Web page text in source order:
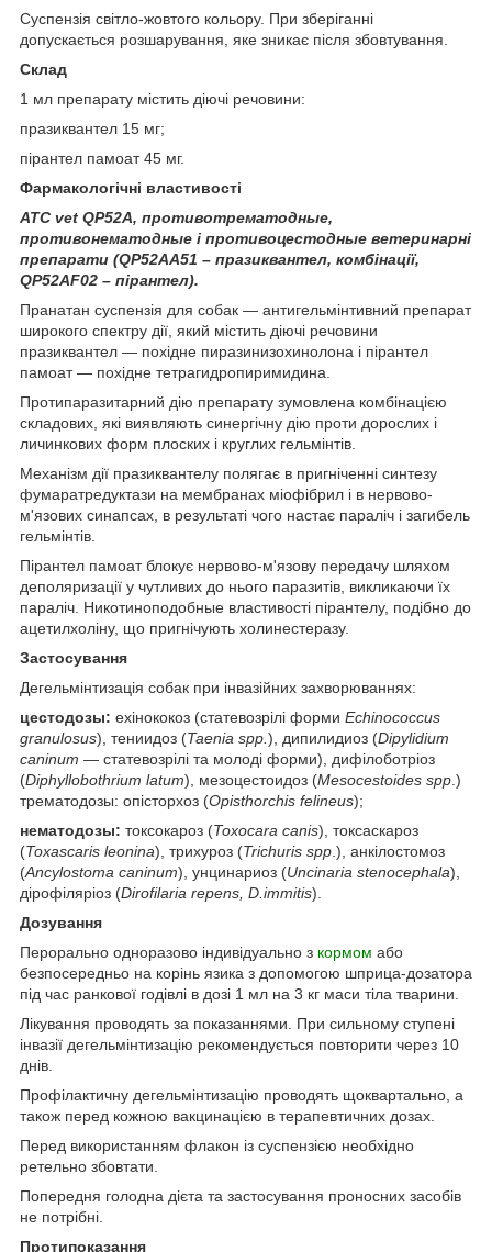
Суспензія світло-жовтого кольору. При зберіганні
допускається розшарування, яке зникає після збовтування.
Склад
1 мл препарату містить діючі речовини:
празиквантел 15 мг;
пірантел памоат 45 мг.
Фармакологічні властивості
АТС vet QP52A, противотрематодные,
противонематодные і противоцестодные ветеринарні
препарати (QP52AA51 – празиквантел, комбінації,
QP52AF02 – пірантел).
Пранатан суспензія для собак — антигельмінтивний препарат
широкого спектру дії, який містить діючі речовини
празиквантел — похідне пиразинизохинолона і пірантел
памоат — похідне тетрагидропиримидина.
Протипаразитарний дію препарату зумовлена комбінацією
складових, які виявляють синергічну дію проти дорослих і
личинкових форм плоских і круглих гельмінтів.
Механізм дії празиквантелу полягає в пригніченні синтезу
фумаратредуктази на мембранах міофібрил і в нервово-
м'язових синапсах, в результаті чого настає параліч і загибель
гельмінтів.
Пірантел памоат блокує нервово-м'язову передачу шляхом
деполяризації у чутливих до нього паразитів, викликаючи їх
параліч. Никотиноподобные властивості пірантелу, подібно до
ацетилхоліну, що пригнічують холинестеразу.
Застосування
Дегельмінтизація собак при інвазійних захворюваннях:
цестодозы: ехінококоз (статевозрілі форми Echinococcus
granulosus), тениидоз (Taenia spp.), дипилидиоз (Dipylidium
caninum — статевозрілі та молоді форми), дифілоботріоз
(Diphyllobothrium latum), мезоцестоидоз (Mesocestoides spp.)
трематодозы: опісторхоз (Opisthorchis felineus);
нематодозы: токсокароз (Toxocara canis), токсаскароз
(Toxascaris leoninа), трихуроз (Trichuris spp.), анкілостомоз
(Ancylostoma caninum), унцинариоз (Uncinaria stenocephala),
дірофіляріоз (Dirofilaria repens, D.immitis).
Дозування
Перорально одноразово індивідуально з кормом або
безпосередньо на корінь язика з допомогою шприца-дозатора
під час ранкової годівлі в дозі 1 мл на 3 кг маси тіла тварини.
Лікування проводять за показаннями. При сильному ступені
інвазії дегельмінтизацію рекомендується повторити через 10
днів.
Профілактичну дегельмінтизацію проводять щоквартально, а
також перед кожною вакцинацією в терапевтичних дозах.
Перед використанням флакон із суспензією необхідно
ретельно збовтати.
Попередня голодна дієта та застосування проносних засобів
не потрібні.
Протипоказання